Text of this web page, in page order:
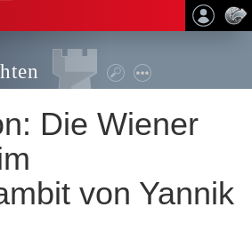
Die Wiener
von Yannik